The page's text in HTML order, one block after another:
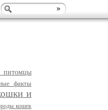
питомцы
факты
и
кошек